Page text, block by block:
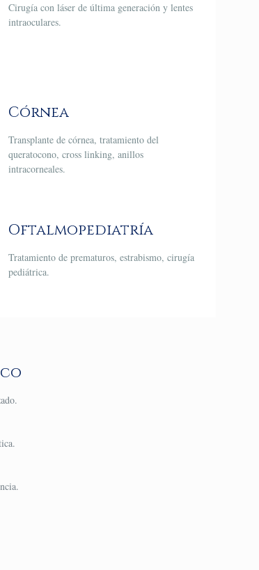
Cirugía con láser de última generación y lentes
intraoculares.
Córnea
Transplante de córnea, tratamiento del
queratocono, cross linking, anillos
intracorneales.
Oftalmopediatría
Tratamiento de prematuros, estrabismo, cirugía
pediátrica.